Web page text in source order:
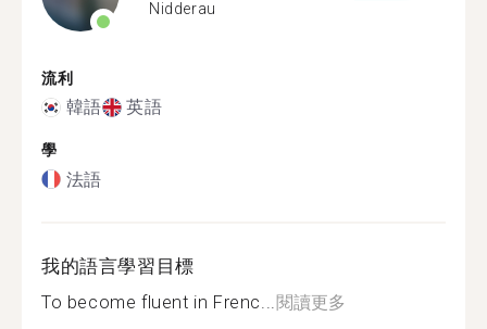
Nidderau
流利
韓語 英語
學
法語
我的語言學習目標
To become fluent in Frenc... 閱讀更多